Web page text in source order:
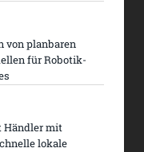
von planbaren
für Robotik-
Händler mit
lokale